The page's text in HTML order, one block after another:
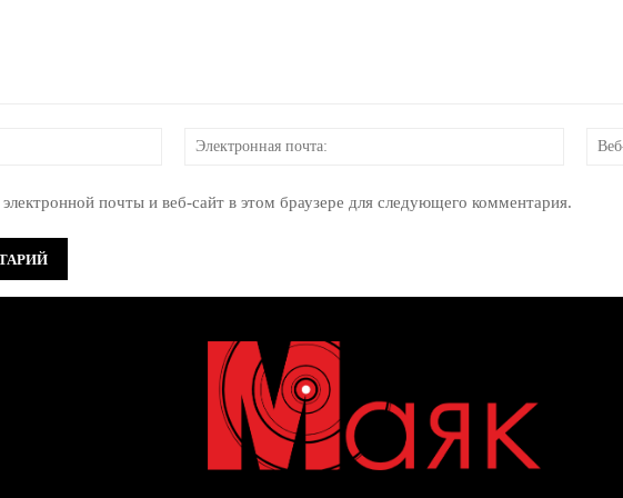
Имя:
почты и веб-сайт в этом браузере для следующего комментария.